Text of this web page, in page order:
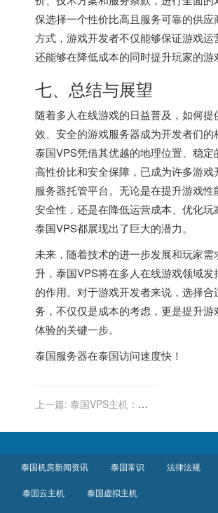
保选择一个性价比高且服务可靠的供应
方式，游戏开发者不仅能够保证游戏运
还能够在降低成本的同时提升玩家的游
七、总结与展望
随着多人在线游戏的日益普及，如何提
效、安全的游戏服务器成为开发者们的
泰国VPS凭借其优越的地理位置、稳定
高性价比和安全保障，已成为许多游戏
服务器托管平台。无论是在提升游戏性
安全性，还是在降低运营成本、优化玩
泰国VPS都展现出了巨大的潜力。
未来，随着技术的进一步发展和玩家需
升，泰国VPS将在多人在线游戏领域发
的作用。对于游戏开发者来说，选择合
务，不仅仅是成本的考虑，更是提升游
体验的关键一步。
泰国服务器在泰国访问速度快！
上一篇: 泰国VPS主机：高
泰国机房新闻资讯 泰国常识 法律法规
泰国云主机 泰国虚拟主机